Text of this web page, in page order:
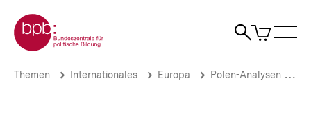
zum
Seiteninhalt
springen
Zur Startseite der bpb
Suche
Artikel
im
DieBrotkrümelnavigation
Pfadnavigation
Themen Internationales Europa Polen-Analysen